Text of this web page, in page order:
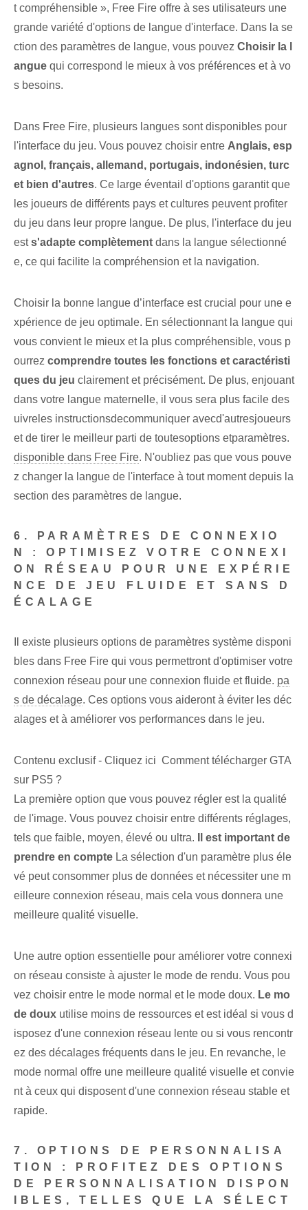
t compréhensible », Free Fire offre à ses utilisateurs une
grande variété d'options de langue d'interface. Dans la se
ction des paramètres de langue, vous pouvez Choisir la l
angue qui correspond le mieux à vos préférences et à vo
s besoins.
Dans Free Fire, plusieurs langues⁣ sont disponibles pour
l'interface du jeu. Vous pouvez choisir entre Anglais, esp
agnol, français, allemand, portugais, indonésien, turc
et bien d'autres. ⁢Ce large éventail d'options garantit que
les joueurs de différents pays et cultures peuvent profiter
du jeu dans leur propre langue. De plus, l'interface du jeu
ests'adapte complètement dans la langue sélectionné
e, ce qui facilite la compréhension et la navigation.
Choisir la bonne langue d’interface est crucial pour une e
xpérience de jeu optimale. En sélectionnant la langue qui
vous convient le mieux et la plus compréhensible, vous p
ourrez comprendre toutes⁢ les fonctions et caractéristi
ques du ‌jeu ⁣clairement⁣ et précisément. ‌De plus, en‌jouant
dans votre langue maternelle⁣, il vous sera plus facile de‍s
uivre‍les instructions‌de‌communiquer avec⁣d'autres⁣joueurs
et de tirer le meilleur parti de toutes‍options et‍paramètres.
disponible dans Free Fire.‍ N'oubliez pas que vous pouve
z changer la langue de l'interface à tout moment depuis la
section des paramètres de langue.
6. PARAMÈTRES DE CONNEXIO
N : OPTIMISEZ VOTRE CONNEXI
ON RÉSEAU POUR UNE EXPÉRIE
NCE DE JEU FLUIDE ET SANS D
ÉCALAGE
Il existe plusieurs options de paramètres système disponi
bles dans Free Fire qui vous permettront d'optimiser votre
connexion réseau pour une connexion fluide et fluide. pa
s de décalage. Ces options vous aideront à éviter les déc
alages et à améliorer vos performances dans le jeu.
Contenu exclusif - Cliquez ici Comment télécharger GTA
sur PS5 ?
La première option que vous pouvez régler est la qualité
de l'image. Vous pouvez choisir entre différents réglages,
tels que faible, moyen, élevé ou ultra.​
Il est important de
prendre en compte La sélection d'un paramètre plus éle
vé peut consommer plus de données et nécessiter une m
eilleure connexion réseau, mais cela vous donnera une
meilleure qualité visuelle.
Une autre option essentielle pour améliorer votre connexi
on réseau⁤ consiste à ajuster le mode de rendu. Vous pou
vez choisir entre le mode normal‌ et le mode doux. Le mo
de doux utilise moins de ressources et est idéal si vous d
isposez d'une connexion réseau lente ou si vous rencontr
ez des décalages fréquents dans le jeu. En revanche,⁢ le
mode⁢ normal‌ offre une meilleure qualité visuelle et convie
nt à ceux qui disposent d'une connexion réseau stable et
rapide.
7. OPTIONS DE PERSONNALISA
TION : PROFITEZ DES OPTIONS
DE PERSONNALISATION DISPON
IBLES, TELLES QUE LA SÉLECT